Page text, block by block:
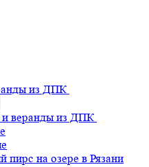
из ДПК
и веранды из ДПК
пирс на озере в Рязани